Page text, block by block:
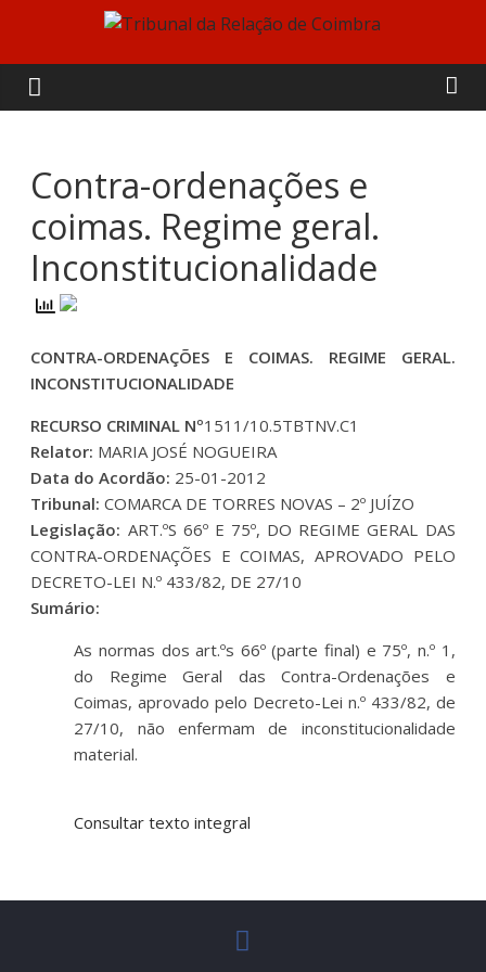
content
Tribunal
da
Relação
de
Coimbra
Contra-ordenações e
coimas. Regime geral.
Inconstitucionalidade
CONTRA-ORDENAÇÕES E COIMAS. REGIME GERAL.
INCONSTITUCIONALIDADE
RECURSO CRIMINAL Nº1511/10.5TBTNV.C1
Relator: MARIA JOSÉ NOGUEIRA
Data do Acordão: 25-01-2012
Tribunal: COMARCA DE TORRES NOVAS – 2º JUÍZO
Legislação: ART.ºS 66º E 75º, DO REGIME GERAL DAS
CONTRA-ORDENAÇÕES E COIMAS, APROVADO PELO
DECRETO-LEI N.º 433/82, DE 27/10
Sumário:
As normas dos art.ºs 66º (parte final) e 75º, n.º 1,
do Regime Geral das Contra-Ordenações e
Coimas, aprovado pelo Decreto-Lei n.º 433/82, de
27/10, não enfermam de inconstitucionalidade
material.
Consultar texto integral